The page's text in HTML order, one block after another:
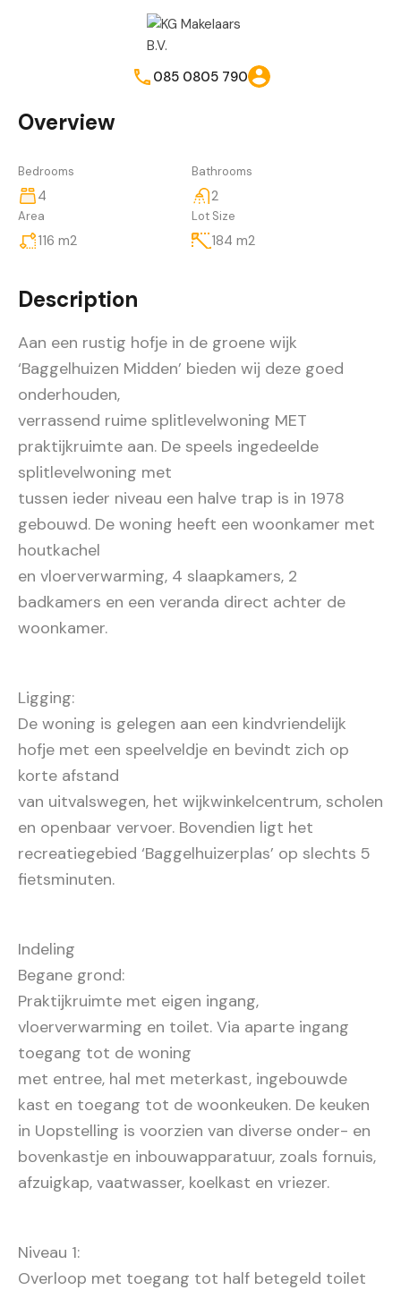
085 0805 790
Overview
Bedrooms
4
Bathrooms
2
Area
116 m2
Lot Size
184 m2
Description
Aan een rustig hofje in de groene wijk
‘Baggelhuizen Midden’ bieden wij deze goed
onderhouden,
verrassend ruime splitlevelwoning MET
praktijkruimte aan. De speels ingedeelde
splitlevelwoning met
tussen ieder niveau een halve trap is in 1978
gebouwd. De woning heeft een woonkamer met
houtkachel
en vloerverwarming, 4 slaapkamers, 2
badkamers en een veranda direct achter de
woonkamer.
Ligging:
De woning is gelegen aan een kindvriendelijk
hofje met een speelveldje en bevindt zich op
korte afstand
van uitvalswegen, het wijkwinkelcentrum, scholen
en openbaar vervoer. Bovendien ligt het
recreatiegebied ‘Baggelhuizerplas’ op slechts 5
fietsminuten.
Indeling
Begane grond:
Praktijkruimte met eigen ingang,
vloerverwarming en toilet. Via aparte ingang
toegang tot de woning
met entree, hal met meterkast, ingebouwde
kast en toegang tot de woonkeuken. De keuken
in Uopstelling is voorzien van diverse onder- en
bovenkastje en inbouwapparatuur, zoals fornuis,
afzuigkap, vaatwasser, koelkast en vriezer.
Niveau 1:
Overloop met toegang tot half betegeld toilet